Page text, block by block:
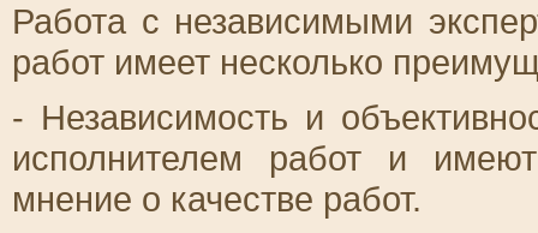
Работа с независимыми
работ имеет несколько
- Независимость и
исполнителем работ и
мнение о качестве работ.